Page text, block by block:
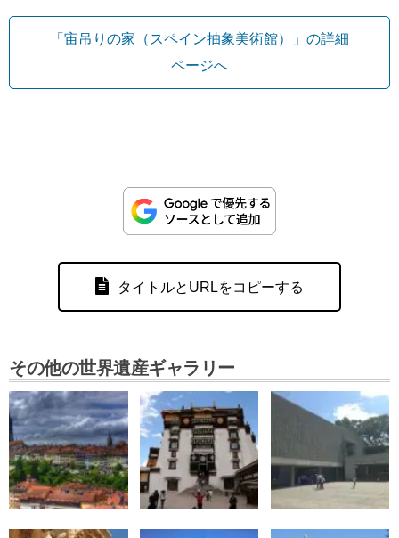
「宙吊りの家（スペイン抽象美術館）」の詳細
ページへ
タイトルとURLをコピーする
その他の世界遺産ギャラリー